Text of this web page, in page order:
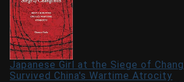
Japanese Girl at the Siege of
Survived China's Wartime Atrocity